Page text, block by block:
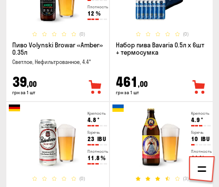
Плотность
12 %
(0)
Пиво Volynski Browar «Amber»
0.35л
Светлое, Нефильтрованное, 4.4°
39,00
грн за 1 шт
(0)
Набор пива Bavaria 0.5л х 6шт
+ термосумка
461 ,00
грн за 1 шт
Крепость
4.8 °
Горечь
23 IBU
Плотность
11.8 %
(0)
Крепость
4.9 °
Горечь
10 IBU
Плотность
11%
(3)